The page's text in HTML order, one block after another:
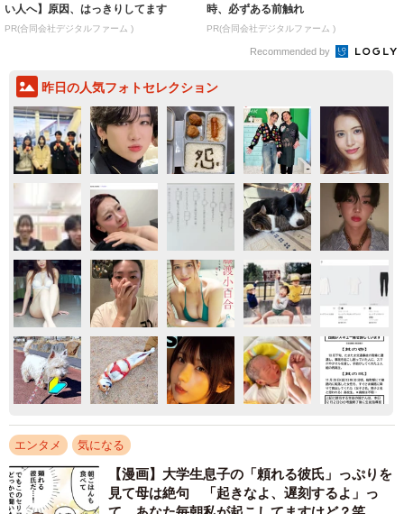
い人へ】原因、はっきりしてます
PR(合同会社デジタルファーム )
時、必ずある前触れ
PR(合同会社デジタルファーム )
Recommended by
昨日の人気フォトセレクション
エンタメ 気になる
【漫画】大学生息子の「頼れる彼氏」っぷりを
見て母は絶句 「起きなよ、遅刻するよ」っ